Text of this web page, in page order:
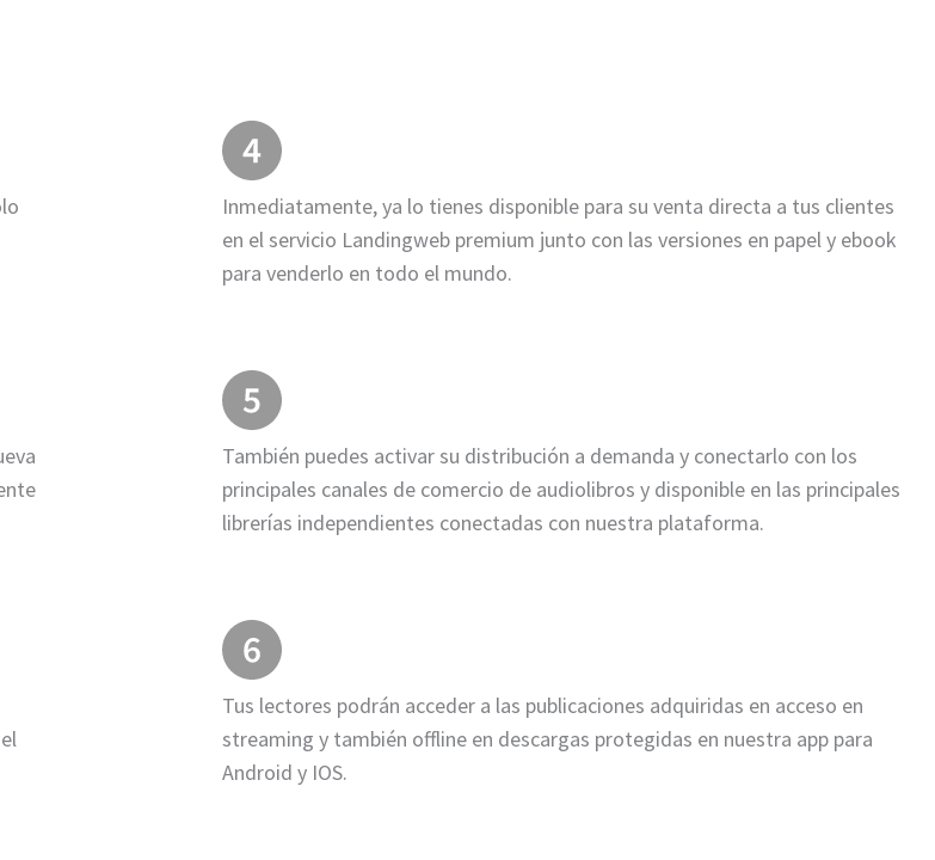
Inmediatamente, ya lo tienes disponible para su venta directa a tus clientes
en el servicio Landingweb premium junto con las versiones en papel y ebook
para venderlo en todo el mundo.
También puedes activar su distribución a demanda y conectarlo con los
principales canales de comercio de audiolibros y disponible en las principales
librerías independientes conectadas con nuestra plataforma.
Tus lectores podrán acceder a las publicaciones adquiridas en acceso en
streaming y también offline en descargas protegidas en nuestra app para
Android y IOS.